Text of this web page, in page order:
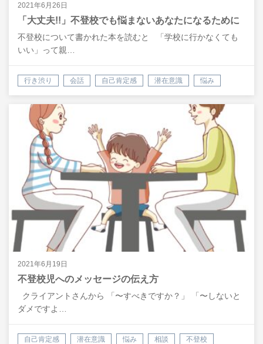
2021年6月26日
「大丈夫!!」不登校でも悩まないあなたになるために
不登校について書かれた本を読むと 「学校に行かなくても
いい」って親…
行き渋り 会話 自己肯定感 潜在意識 悩み
2021年6月19日
不登校児へのメッセージの伝え方
クライアントさんから 「〜すべきですか？」 「〜しないと
ダメですよ…
自己肯定感 潜在意識 悩み 相談 不登校